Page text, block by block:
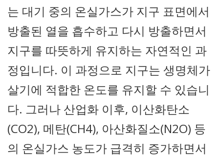
는 대기 중의 온실가스가 지구 표면에서
방출된 열을 흡수하고 다시 방출하면서
지구를 따뜻하게 유지하는 자연적인 과
정입니다. 이 과정으로 지구는 생명체가
살기에 적합한 온도를 유지할 수 있습니
다. 그러나 산업화 이후, 이산화탄소
(CO2), 메탄(CH4), 아산화질소(N2O) 등
의 온실가스 농도가 급격히 증가하면서